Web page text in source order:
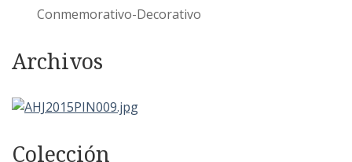
Conmemorativo-Decorativo
Archivos
Colección